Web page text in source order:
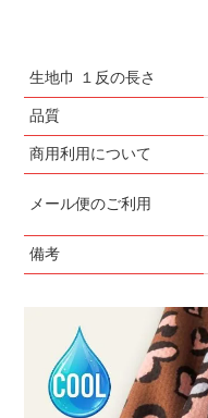
生地巾 １反の長さ
品質
商用利用について
メール便のご利用
備考